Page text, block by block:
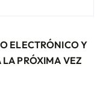
ELECTRÓNICO Y
LA PRÓXIMA VEZ